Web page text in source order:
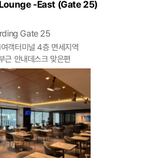
-East (Gate 25)
Gate 25
객터미널 4층 면세지역
근 안내데스크 맞은편